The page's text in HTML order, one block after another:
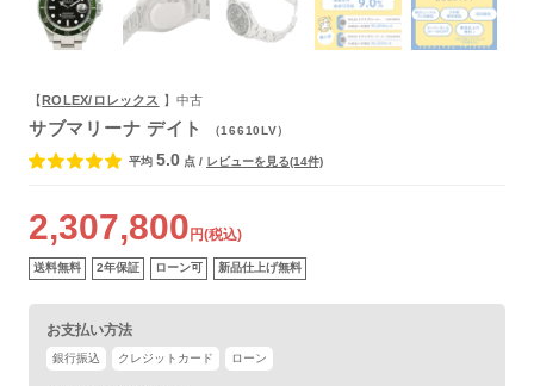
【 ROLEX/ロレックス 】中古
サブマリーナ デイト （16610LV）
平均 5.0 点 / レビューを見る(14件)
2,307,800 円(税込)
送料無料 2年保証 ローン可 新品仕上げ無料
お支払い方法
銀行振込 クレジットカード ローン
保証書